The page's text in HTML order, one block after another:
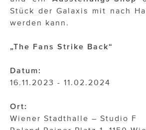
Stück der Galaxis mit nach
werden kann.
„The Fans Strike Back“
Datum:
16.11.2023 - 11.02.2024
Ort:
Wiener Stadthalle – Studio F